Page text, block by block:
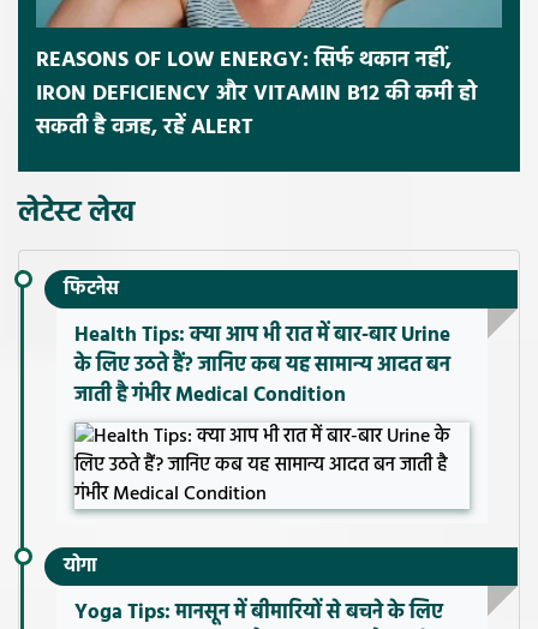
REASONS OF LOW ENERGY: सिर्फ थकान नहीं,
IRON DEFICIENCY और VITAMIN B12 की कमी हो
सकती है वजह, रहें ALERT
लेटेस्ट लेख
फिटनेस
Health Tips: क्या आप भी रात में बार-बार Urine
के लिए उठते हैं? जानिए कब यह सामान्य आदत बन
जाती है गंभीर Medical Condition
योगा
Yoga Tips: मानसून में बीमारियों से बचने के लिए